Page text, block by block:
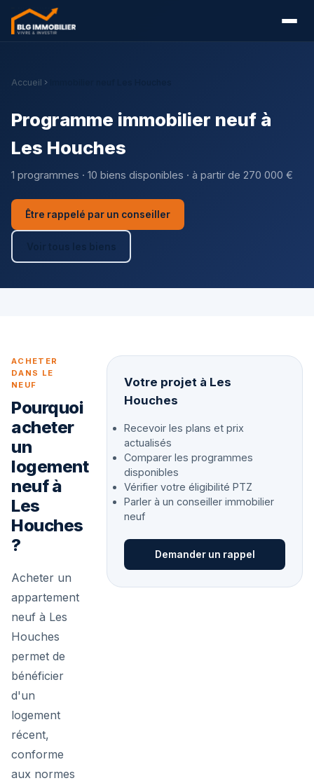
Accueil
Programme immobilier neuf à
Les Houches
1 programmes · 10 biens disponibles · à partir de 270 000 €
Être rappelé par un conseiller
Voir tous les biens
ACHETER
DANS LE
NEUF
Pourquoi
acheter
un
logement
neuf à
Les
Houches
?
Acheter un
appartement
neuf à Les
Houches
permet de
bénéficier
d'un
logement
récent,
conforme
aux normes
Votre projet à Les
Houches
Recevoir les plans et prix
actualisés
Comparer les programmes
disponibles
Vérifier votre éligibilité PTZ
Parler à un conseiller immobilier
neuf
Demander un rappel